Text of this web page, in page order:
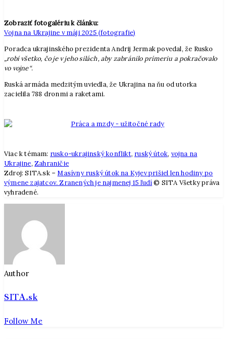
Zobraziť fotogalériu k článku:
Vojna na Ukrajine v máji 2025 (fotografie)
Poradca ukrajinského prezidenta Andrij Jermak povedal, že Rusko
„robí všetko, čo je v jeho silách, aby zabránilo prímeriu a pokračovalo
vo vojne“.
Ruská armáda medzitým uviedla, že Ukrajina na ňu od utorka
zacielila 788 dronmi a raketami.
Viac k témam: rusko-ukrajinský konflikt, ruský útok, vojna na
Ukrajine,Zahraničie
Zdroj: SITA.sk –Masívny ruský útok na Kyjev prišiel len hodiny po
výmene zajatcov. Zranených je najmenej 15 ľudí© SITA Všetky práva
vyhradené.
Author
SITA.sk
Follow Me